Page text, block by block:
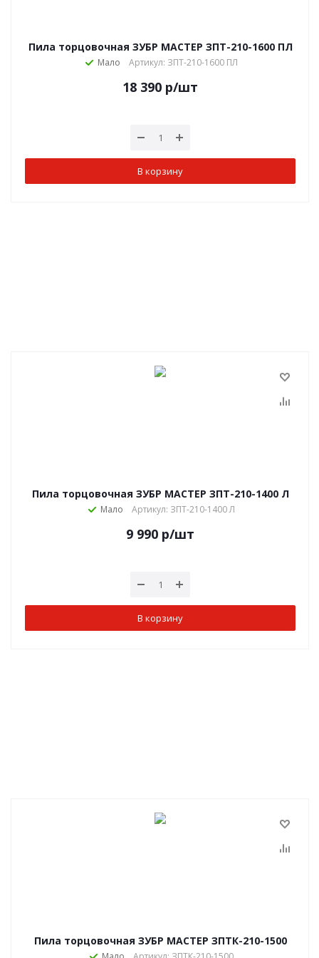
Пила торцовочная ЗУБР МАСТЕР ЗПТ-210-1600 ПЛ
Мало Артикул: ЗПТ-210-1600 ПЛ
18 390 р/шт
В корзину
Пила торцовочная ЗУБР МАСТЕР ЗПТ-210-1400 Л
Мало Артикул: ЗПТ-210-1400 Л
9 990 р/шт
В корзину
Пила торцовочная ЗУБР МАСТЕР ЗПТК-210-1500